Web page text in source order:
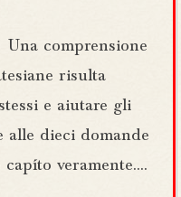
Una comprensione
risulta
e aiutare gli
dieci domande
capíto veramente….